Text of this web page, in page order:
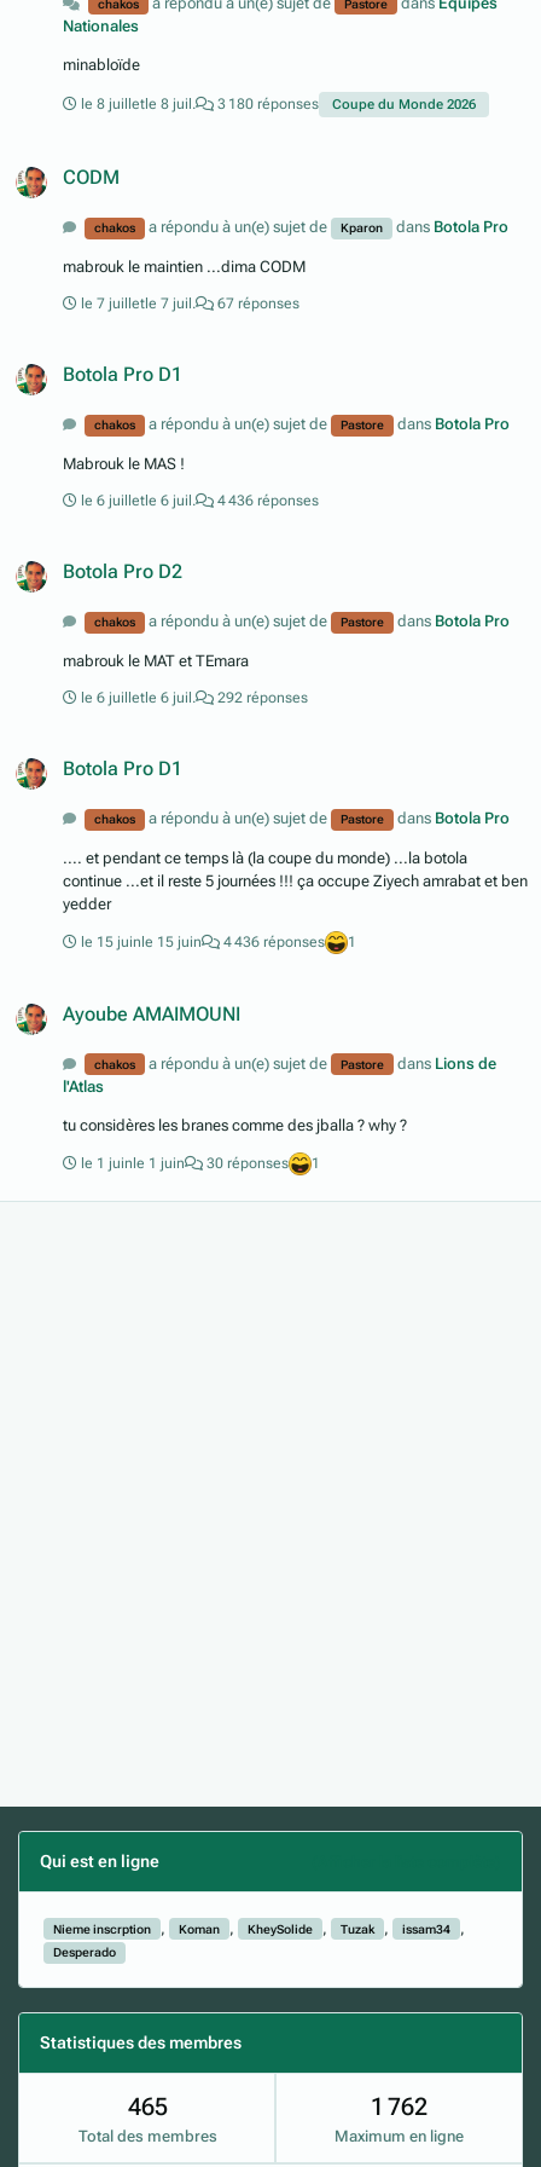
chakos Pastore
Nationales
minabloïde
le 8 juillet le 8 juil. 3 180 réponses Coupe du Monde 2026
CODM
chakos a répondu à un(e) sujet de Kparon dans Botola Pro
mabrouk le maintien ...dima CODM
le 7 juilletle 7 juil. 67 réponses
Botola Pro D1
chakos a répondu à un(e) sujet de Pastore dans Botola Pro
Mabrouk le MAS !
le 6 juilletle 6 juil. 4 436 réponses
Botola Pro D2
chakos a répondu à un(e) sujet de Pastore dans Botola Pro
mabrouk le MAT et TEmara
le 6 juilletle 6 juil. 292 réponses
Botola Pro D1
chakos a répondu à un(e) sujet de Pastore dans Botola Pro
.... et pendant ce temps là (la coupe du monde) ...la botola
continue ...et il reste 5 journées !!! ça occupe Ziyech amrabat et ben
yedder
le 15 juinle 15 juin 4 436 réponses 1
Ayoube AMAIMOUNI
chakos a répondu à un(e) sujet de Pastore dans Lions de
l'Atlas
tu considères les branes comme des jballa ? why ?
le 1 juin le 1 juin 30 réponses 1
Qui est en ligne
Nieme inscrption Koman KheySolide Tuzak
issam34
Desperado
Statistiques des membres
465
Total des membres
1 762
Maximum en ligne